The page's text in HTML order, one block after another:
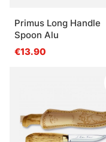
Primus Long Handle
Spoon Alu
€13.90